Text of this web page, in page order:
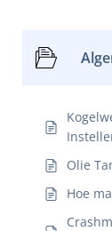
Olie
Hoe